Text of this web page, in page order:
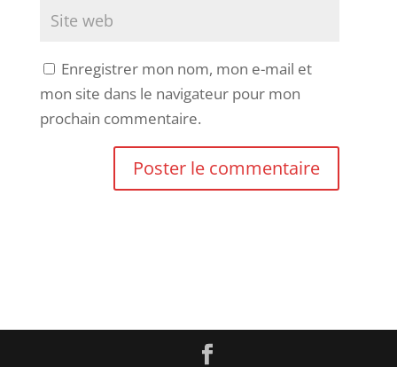
Enregistrer mon nom, mon e-mail et
mon site dans le navigateur pour mon
prochain commentaire.